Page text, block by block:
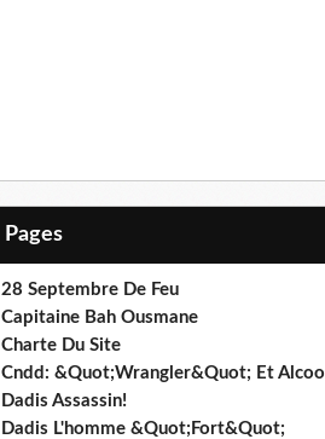
Pages
28 Septembre De Feu
Capitaine Bah Ousmane
Charte Du Site
Cndd: &Quot;Wrangler&Quot; Et Alcool
Dadis Assassin!
Dadis L'homme &Quot;Fort&Quot;